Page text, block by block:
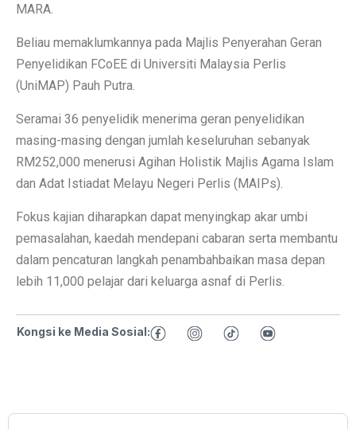
MARA.
Beliau memaklumkannya pada Majlis Penyerahan Geran
Penyelidikan FCoEE di Universiti Malaysia Perlis
(UniMAP) Pauh Putra.
Seramai 36 penyelidik menerima geran penyelidikan
masing-masing dengan jumlah keseluruhan sebanyak
RM252,000 menerusi Agihan Holistik Majlis Agama Islam
dan Adat Istiadat Melayu Negeri Perlis (MAIPs).
Fokus kajian diharapkan dapat menyingkap akar umbi
pemasalahan, kaedah mendepani cabaran serta membantu
dalam pencaturan langkah penambahbaikan masa depan
lebih 11,000 pelajar dari keluarga asnaf di Perlis.
Kongsi ke Media Sosial: